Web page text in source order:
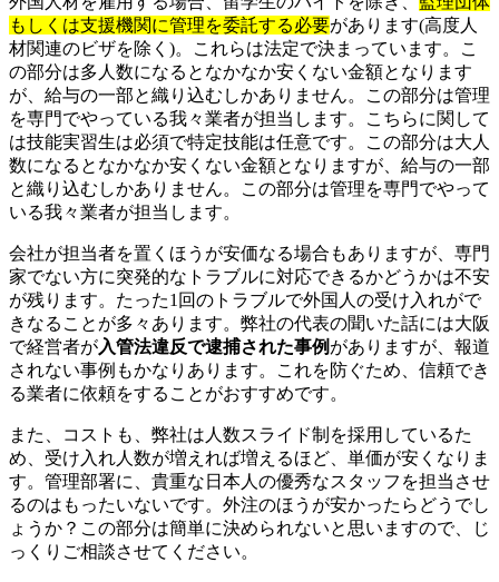
もしくは支援機関に管理を委託する必要があります(高度人
材関連のビザを除く)。これらは法定で決まっています。こ
の部分は多人数になるとなかなか安くない金額となります
が、給与の一部と織り込むしかありません。この部分は管理
を専門でやっている我々業者が担当します。こちらに関して
は技能実習生は必須で特定技能は任意です。この部分は大人
数になるとなかなか安くない金額となりますが、給与の一部
と織り込むしかありません。この部分は管理を専門でやって
いる我々業者が担当します。
会社が担当者を置くほうが安価なる場合もありますが、専門
家でない方に突発的なトラブルに対応できるかどうかは不安
が残ります。たった1回のトラブルで外国人の受け入れがで
きなることが多々あります。弊社の代表の聞いた話には大阪
で経営者が入管法違反で逮捕された事例 がありますが、報道
されない事例もかなりあります。これを防ぐため、信頼でき
る業者に依頼をすることがおすすめです。
また、コストも、弊社は人数スライド制を採用しているた
め、受け入れ人数が増えれば増えるほど、単価が安くなりま
す。管理部署に、貴重な日本人の優秀なスタッフを担当させ
るのはもったいないです。外注のほうが安かったらどうでし
ょうか？この部分は簡単に決められないと思いますので、じ
っくりご相談させてください。